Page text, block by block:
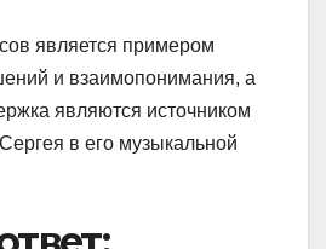
является примером
и взаимопонимания, а
являются источником
в его музыкальной